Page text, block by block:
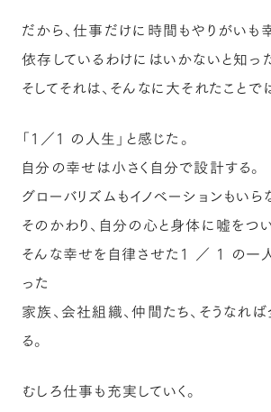
だから、仕事だけに時間もやりがいも
依存しているわけにはいかないと知っ
そしてそれは、そんなに大それたことで
「1／1 の人生」と感じた。
自分の幸せは小さく自分で設計する。
グローバリズムもイノベーションもいら
そのかわり、自分の心と身体に嘘をつ
そんな幸せを自律させた1 ／ 1 の一
った
家族、会社組織、仲間たち、そうなれ
る。
むしろ仕事も充実していく。